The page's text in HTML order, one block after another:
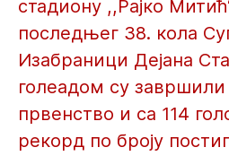
стадиону ,,Рајко
последњег 38. кола
Изабраници Дејана
голеадом су
првенство и са 114
рекорд по броју